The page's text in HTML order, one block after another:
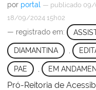
por portal — publicado 09/
18/09/2024 15h02
— registrado em:
DIAMANTINA ,
PAE EM
Pró-Reitoria de